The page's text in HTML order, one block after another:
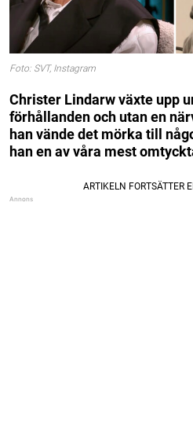
Foto: SVT, Instagram
Christer Lindarw växte upp
förhållanden och utan en
han vände det mörka till
han en av våra mest